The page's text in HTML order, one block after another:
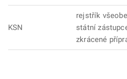
KSN
rejstřík
státní
zkrácené